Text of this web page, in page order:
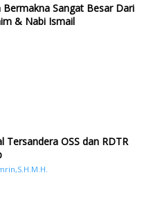
Bermakna Sangat Besar Dari
& Nabi Ismail
Tersandera OSS dan RDTR